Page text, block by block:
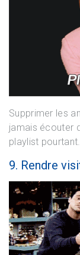
Supprimer les
jamais écouter
playlist pourtant.
9. Rendre